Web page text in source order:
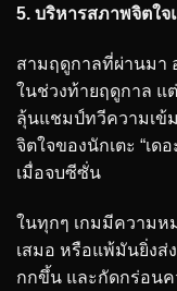
5. บริหารสภาพจิตใ
สามฤดูกาลที่ผ่านมา
ในช่วงท้ายฤดูกาล แ
ลุ้นแชมป์ทวีความเข้
จิตใจของนักเตะ “เด
เมื่อจบซีซั่น
ในทุกๆ เกมมีความห
เสมอ หรือแพ้มันยิ่งส่
กกขึ้น และกัดกร่อน